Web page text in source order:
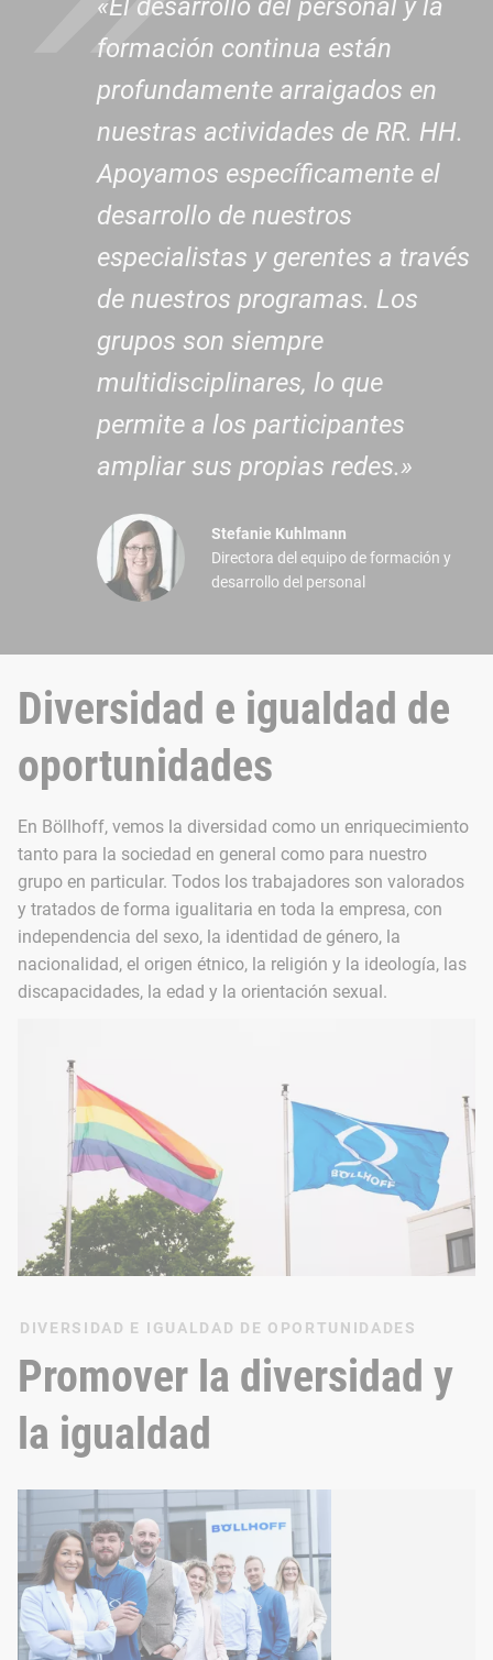
«El desarrollo del personal y la
formación continua están
profundamente arraigados en
nuestras actividades de RR. HH.
Apoyamos específicamente el
desarrollo de nuestros
especialistas y gerentes a través
de nuestros programas. Los
grupos son siempre
multidisciplinares, lo que
permite a los participantes
ampliar sus propias redes.»
Stefanie Kuhlmann
Directora del equipo de formación y
desarrollo del personal
Diversidad e igualdad de
oportunidades
En Böllhoff, vemos la diversidad como un enriquecimiento
tanto para la sociedad en general como para nuestro
grupo en particular. Todos los trabajadores son valorados
y tratados de forma igualitaria en toda la empresa, con
independencia del sexo, la identidad de género, la
nacionalidad, el origen étnico, la religión y la ideología, las
discapacidades, la edad y la orientación sexual.
DIVERSIDAD E IGUALDAD DE OPORTUNIDADES
Promover la diversidad y
la igualdad